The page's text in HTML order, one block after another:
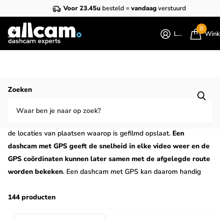
Voor 23.45u besteld = vandaagverstuurd
Zoeken
Login
0
Homepage
de locaties van plaatsen waarop is gefilmd opslaat. Een
dashcam met GPS geeft de snelheid in elke video weer en de
GPS coördinaten kunnen later samen met de afgelegde route
worden bekeken. Een dashcam met GPS kan daarom handig
en onder welke omstandigheden bepaalde opnames zijn
144 producten